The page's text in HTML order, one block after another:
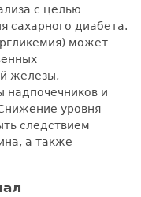
с целью
сахарного диабета.
может
железы,
надпочечников и
уровня
следствием
а также